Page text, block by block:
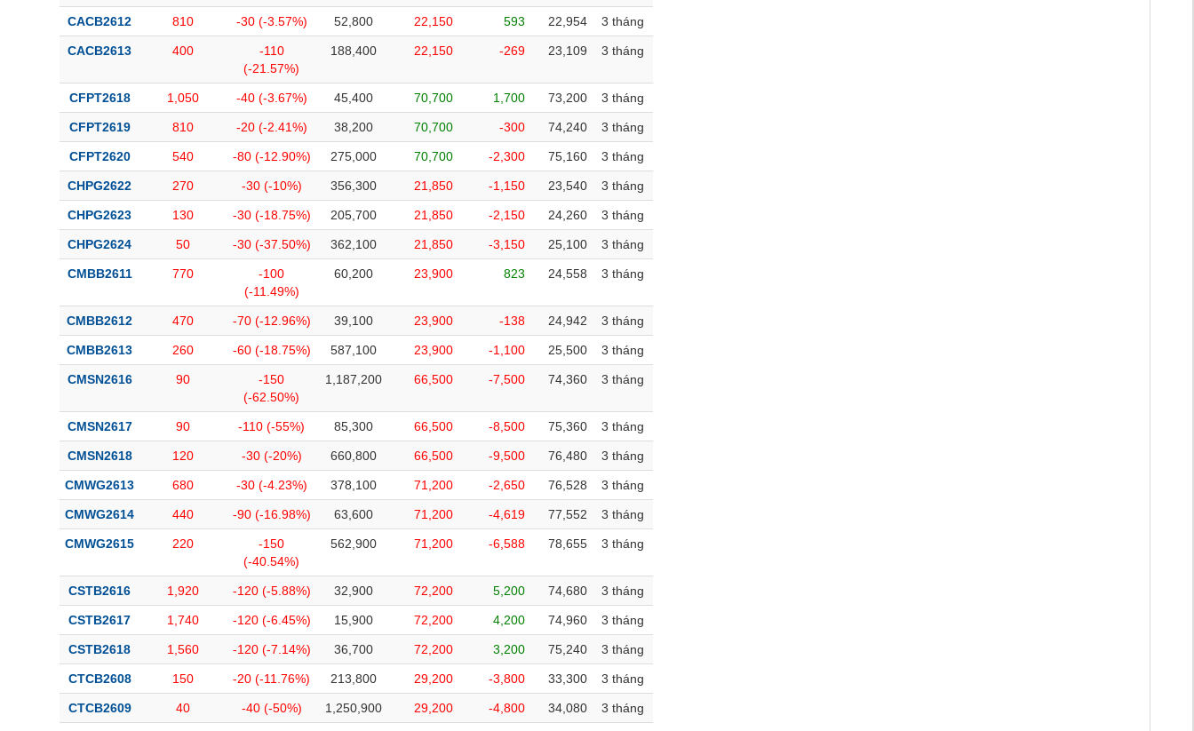
CACB2612 810 -30 (-3.57%) 52,800 22,150 593 22,954 3 tháng
CACB2613 400
-110
(-21.57%)
188,400 22,150 -269 23,109 3 tháng
CFPT2618 1,050 -40 (-3.67%) 45,400 70,700 1,700 73,200 3 tháng
CFPT2619 810 -20 (-2.41%) 38,200 70,700 -300 74,240 3 tháng
CFPT2620 540 -80 (-12.90%) 275,000 70,700 -2,300 75,160 3 tháng
CHPG2622 270 -30 (-10%) 356,300 21,850 -1,150 23,540 3 tháng
CHPG2623 130 -30 (-18.75%) 205,700 21,850 -2,150 24,260 3 tháng
CHPG2624 50 -30 (-37.50%) 362,100 21,850 -3,150 25,100 3 tháng
CMBB2611 770
-100
(-11.49%)
60,200 23,900 823 24,558 3 tháng
CMBB2612 470 -70 (-12.96%) 39,100 23,900 -138 24,942 3 tháng
CMBB2613 260 -60 (-18.75%) 587,100 23,900 -1,100 25,500 3 tháng
CMSN2616 90
-150
(-62.50%)
1,187,200 66,500 -7,500 74,360 3 tháng
CMSN2617 90 -110 (-55%) 85,300 66,500 -8,500 75,360 3 tháng
CMSN2618 120 -30 (-20%) 660,800 66,500 -9,500 76,480 3 tháng
CMWG2613 680 -30 (-4.23%) 378,100 71,200 -2,650 76,528 3 tháng
CMWG2614 440 -90 (-16.98%) 63,600 71,200 -4,619 77,552 3 tháng
CMWG2615 220
-150
(-40.54%)
562,900 71,200 -6,588 78,655 3 tháng
CSTB2616 1,920 -120 (-5.88%) 32,900 72,200 5,200 74,680 3 tháng
CSTB2617 1,740 -120 (-6.45%) 15,900 72,200 4,200 74,960 3 tháng
CSTB2618 1,560 -120 (-7.14%) 36,700 72,200 3,200 75,240 3 tháng
CTCB2608 150 -20 (-11.76%) 213,800 29,200 -3,800 33,300 3 tháng
CTCB2609 40 -40 (-50%) 1,250,900 29,200 -4,800 34,080 3 tháng